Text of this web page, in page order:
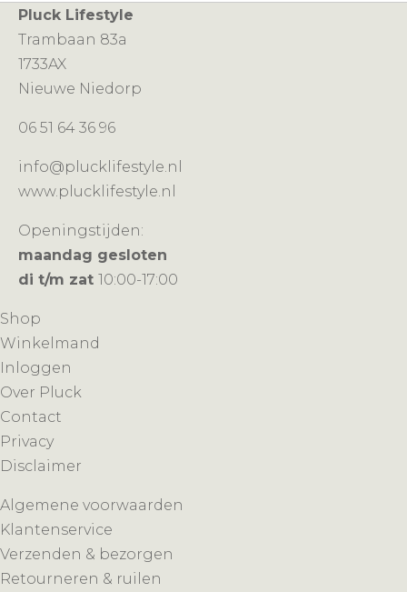
Pluck Lifestyle
Trambaan 83a
1733AX
Nieuwe Niedorp
06 51 64 36 96
info@plucklifestyle.nl
www.plucklifestyle.nl
Openingstijden:
maandag gesloten
di t/m zat 10:00-17:00
Shop
Winkelmand
Inloggen
Over Pluck
Contact
Privacy
Disclaimer
Algemene voorwaarden
Klantenservice
Verzenden & bezorgen
Retourneren & ruilen